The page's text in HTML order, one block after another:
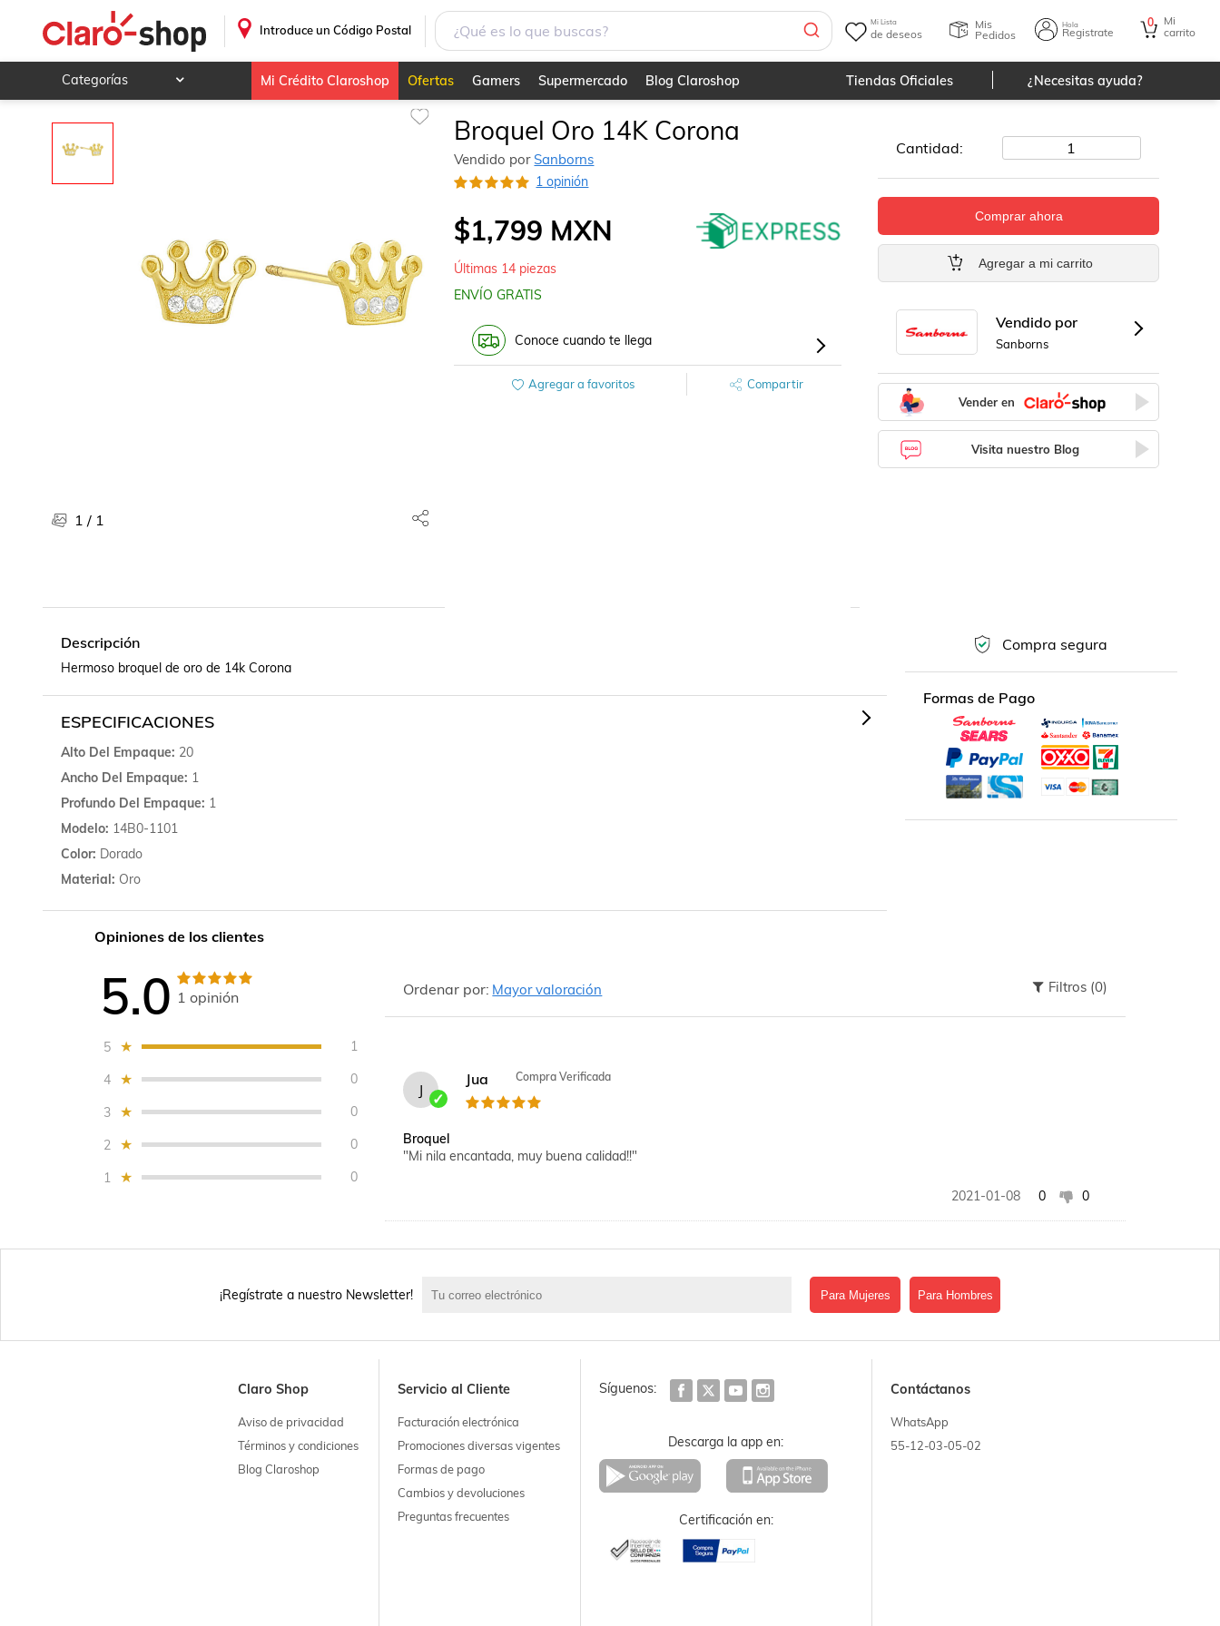
Introduce un Código Postal
Mi Lista
de deseos
Mis
Pedidos
Hola
Registrate
0
Mi
carrito
Categorías
Hogar y jardín
Ferretería y autos
Ropa, calzado y accesorios
Súpermercado
Mi Crédito Claroshop Ofertas Gamers Supermercado Blog Claroshop Tiendas Oficiales ¿Necesitas ayuda?
1 / 1
Broquel Oro 14K Corona
Vendido porSanborns
1 opinión
$1,799 MXN
Últimas 14 piezas
ENVÍO GRATIS
Conoce cuando te llega
Agregar a favoritos Compartir
Cantidad: 1
Comprar ahora
Agregar a mi carrito
Vendido por
Sanborns
Vender en
Visita nuestro Blog
Descripción
Hermoso broquel de oro de 14k Corona
ESPECIFICACIONES
Alto Del Empaque 20
Ancho Del Empaque 1
Profundo Del Empaque 1
Modelo 14B0-1101
Color Dorado
Material Oro
Compra segura
Formas de Pago
Opiniones de los clientes
5.0 1 opinión
5 1
4 0
3 0
2 0
1 0
Ordenar por: Mayor valoración Filtros (0)
J
Jua Compra Verificada
Broquel
"Mi nila encantada, muy buena calidad!!"
2021-01-08 0 0
¡Regístrate a nuestro Newsletter! Para Mujeres Para Hombres
Claro Shop
Aviso de privacidad
Términos y condiciones
Blog Claroshop
Servicio al Cliente
Facturación electrónica
Promociones diversas vigentes
Formas de pago
Cambios y devoluciones
Preguntas frecuentes
Síguenos:
Descarga la app en:
Certificación en:
Contáctanos
WhatsApp
55-12-03-05-02